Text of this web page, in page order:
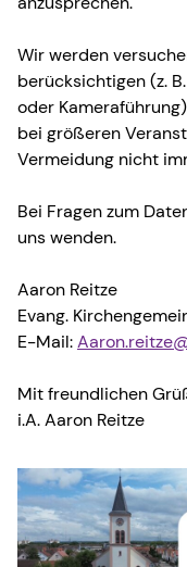
Wir werden
berücksichtigen (z.
oder
bei größeren
Vermeidung nicht
Bei Fragen zum
uns wenden.
Aaron Reitze
Evang.
E-Mail:
Mit freundlichen
i.A. Aaron Reitze